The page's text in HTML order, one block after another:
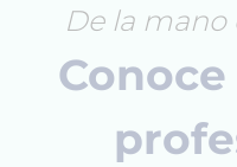
De la mano